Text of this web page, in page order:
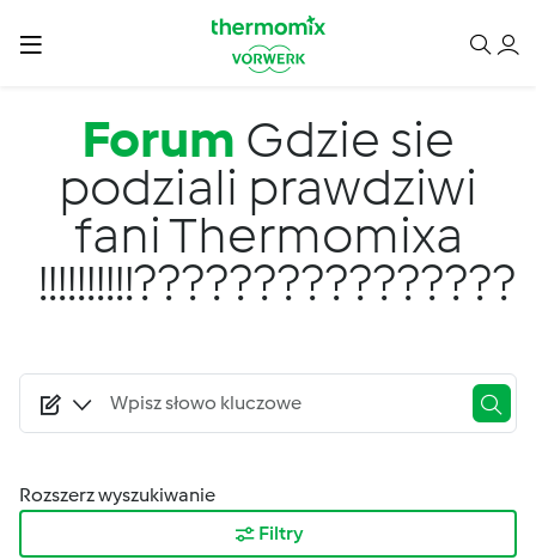
Forum Gdzie sie
podziali prawdziwi
fani Thermomixa
!!!!!!!!!!????????????????
Rozszerz wyszukiwanie
Filtry